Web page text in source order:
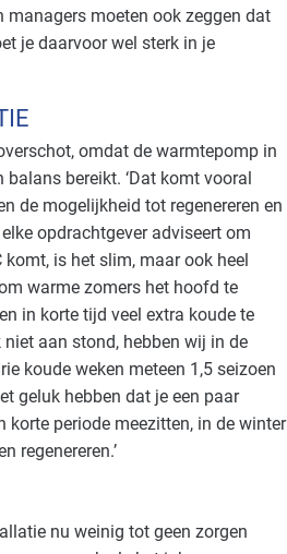
moeten ook zeggen dat
je daarvoor wel sterk in je
omdat de warmtepomp in
bereikt. ‘Dat komt vooral
de mogelijkheid tot regenereren en
opdrachtgever adviseert om
is het slim, maar ook heel
warme zomers het hoofd te
in korte tijd veel extra koude te
aan stond, hebben wij in de
koude weken meteen 1,5 seizoen
geluk hebben dat je een paar
periode meezitten, in de winter
regenereren.’
nu weinig tot geen zorgen